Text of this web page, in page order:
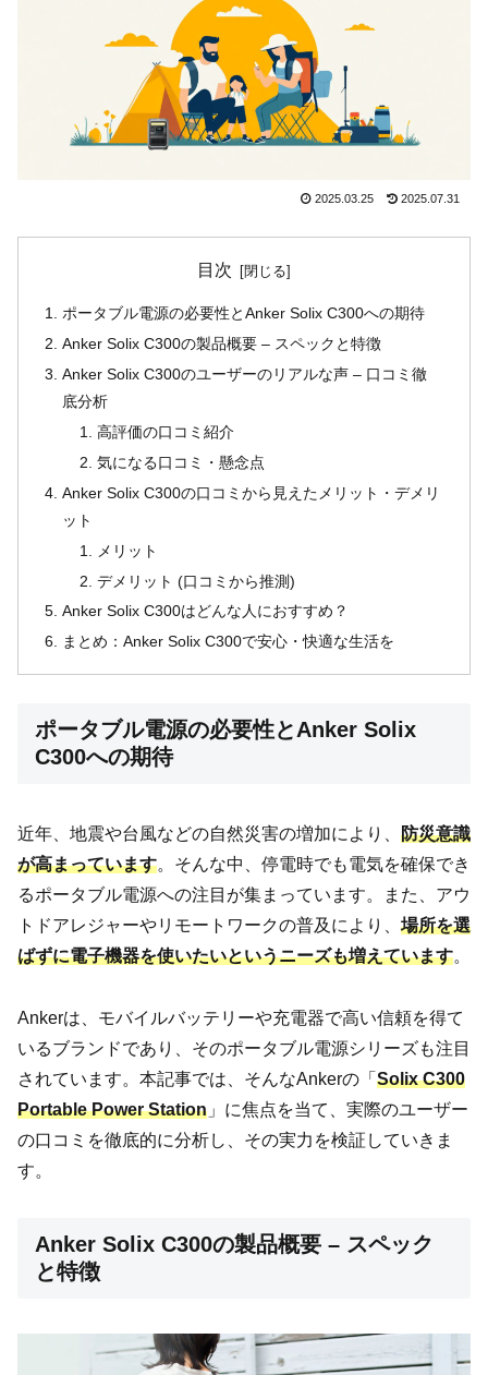
2025.03.25 2025.07.31
目次
ポータブル電源の必要性とAnker Solix C300への期待
Anker Solix C300の製品概要 – スペックと特徴
Anker Solix C300のユーザーのリアルな声 – 口コミ徹
底分析
高評価の口コミ紹介
気になる口コミ・懸念点
Anker Solix C300の口コミから見えたメリット・デメリ
ット
メリット
デメリット (口コミから推測)
Anker Solix C300はどんな人におすすめ？
まとめ：Anker Solix C300で安心・快適な生活を
ポータブル電源の必要性とAnker Solix
C300への期待
近年、地震や台風などの自然災害の増加により、 防災意識
が高まっています。そんな中、停電時でも電気を確保でき
るポータブル電源への注目が集まっています。また、アウ
トドアレジャーやリモートワークの普及により、 場所を選
ばずに電子機器を使いたいというニーズも増えています。
Ankerは、モバイルバッテリーや充電器で高い信頼を得て
いるブランドであり、そのポータブル電源シリーズも注目
されています。本記事では、そんなAnkerの「 Solix C300
Portable Power Station 」に焦点を当て、実際のユーザー
の口コミを徹底的に分析し、その実力を検証していきま
す。
Anker Solix C300の製品概要 – スペック
と特徴